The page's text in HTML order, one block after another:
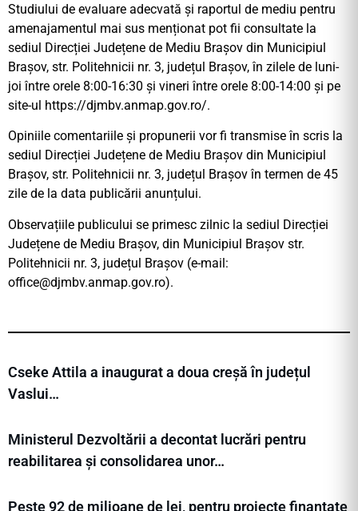
Studiului de evaluare adecvată și raportul de mediu pentru
amenajamentul mai sus menționat pot fii consultate la
sediul Direcției Județene de Mediu Brașov din Municipiul
Brașov, str. Politehnicii nr. 3, județul Brașov, în zilele de luni-
joi între orele 8:00-16:30 și vineri între orele 8:00-14:00 și pe
site-ul https://djmbv.anmap.gov.ro/.
Opiniile comentariile și propunerii vor fi transmise în scris la
sediul Direcției Județene de Mediu Brașov din Municipiul
Brașov, str. Politehnicii nr. 3, județul Brașov în termen de 45
zile de la data publicării anunțului.
Observațiile publicului se primesc zilnic la sediul Direcției
Județene de Mediu Brașov, din Municipiul Brașov str.
Politehnicii nr. 3, județul Brașov (e-mail:
office@djmbv.anmap.gov.ro).
Cseke Attila a inaugurat a doua creșă în județul
Vaslui…
Ministerul Dezvoltării a decontat lucrări pentru
reabilitarea și consolidarea unor…
Peste 92 de milioane de lei, pentru proiecte finanțate